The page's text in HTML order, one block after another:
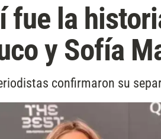
fue la
y Sofía
confirmaron su